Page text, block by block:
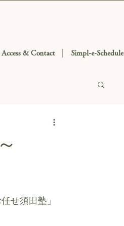
Access & Contact Simpl-e-Schedule
せ須田塾」